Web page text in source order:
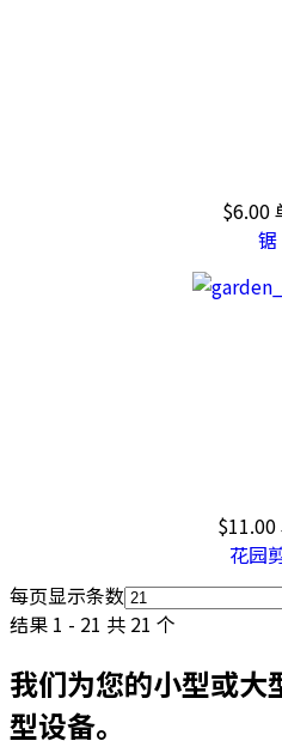
$6.00
锯
$11.00
花园
每页显示条数
结果 1 - 21 共 21 个
我们为您的小型或大
型设备。